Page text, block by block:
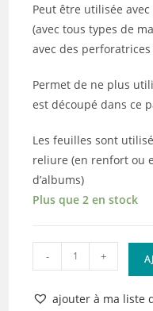
Peut être utilisée
(avec tous types de
avec des
Permet de ne plus
est découpé dans ce
Les feuilles sont
reliure (en renfort ou
d’albums)
Plus que 2 en stock
quantité
de
Skivertex
- +
ajouter à ma liste